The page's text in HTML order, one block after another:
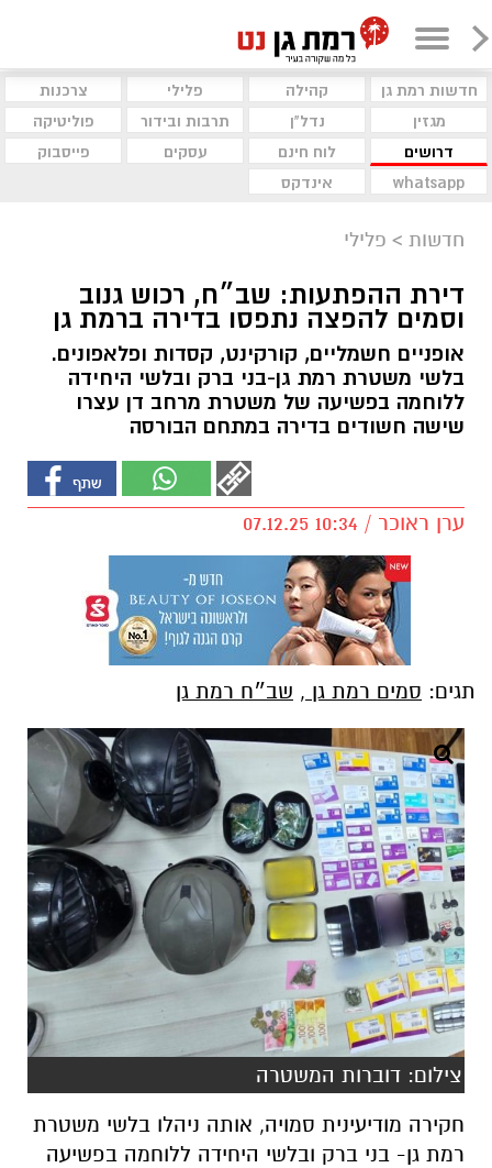
חדשות רמת גן קהילה פלילי
צרכנות
מגזין
נדל"ן תרבות ובידור
פוליטיקה
דרושים
לוח חינם עסקים
פייסבוק
whatsapp
אינדקס
חדשות > פלילי
דירת ההפתעות: שב״ח, רכוש גנוב
וסמים להפצה נתפסו בדירה ברמת גן
אופניים חשמליים, קורקינט, קסדות ופלאפונים.
בלשי משטרת רמת גן-בני ברק ובלשי היחידה
ללוחמה בפשיעה של משטרת מרחב דן עצרו
שישה חשודים בדירה במתחם הבורסה
ערן ראוכר / 10:34 07.12.25
תגים: סמים רמת גן , שב״ח רמת גן
צילום: דוברות המשטרה
חקירה מודיעינית סמויה, אותה ניהלו בלשי משטרת
רמת גן- בני ברק ובלשי היחידה ללוחמה בפשיעה